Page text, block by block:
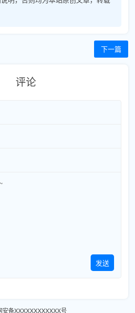
下一篇
评论
发送
安备XXXXXXXXXXXX号